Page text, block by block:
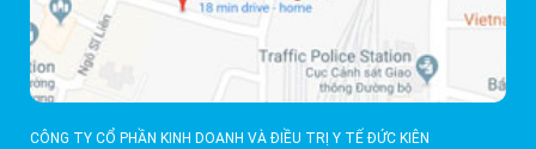
CÔNG TY CỔ PHẦN KINH DOANH VÀ ĐIỀU TRỊ Y TẾ ĐỨC KIÊN